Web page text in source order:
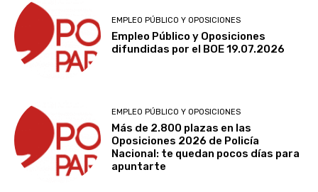
EMPLEO PÚBLICO Y OPOSICIONES
Empleo Público y Oposiciones
difundidas por el BOE 19.07.2026
EMPLEO PÚBLICO Y OPOSICIONES
Más de 2.800 plazas en las
Oposiciones 2026 de Policía
Nacional: te quedan pocos días para
apuntarte